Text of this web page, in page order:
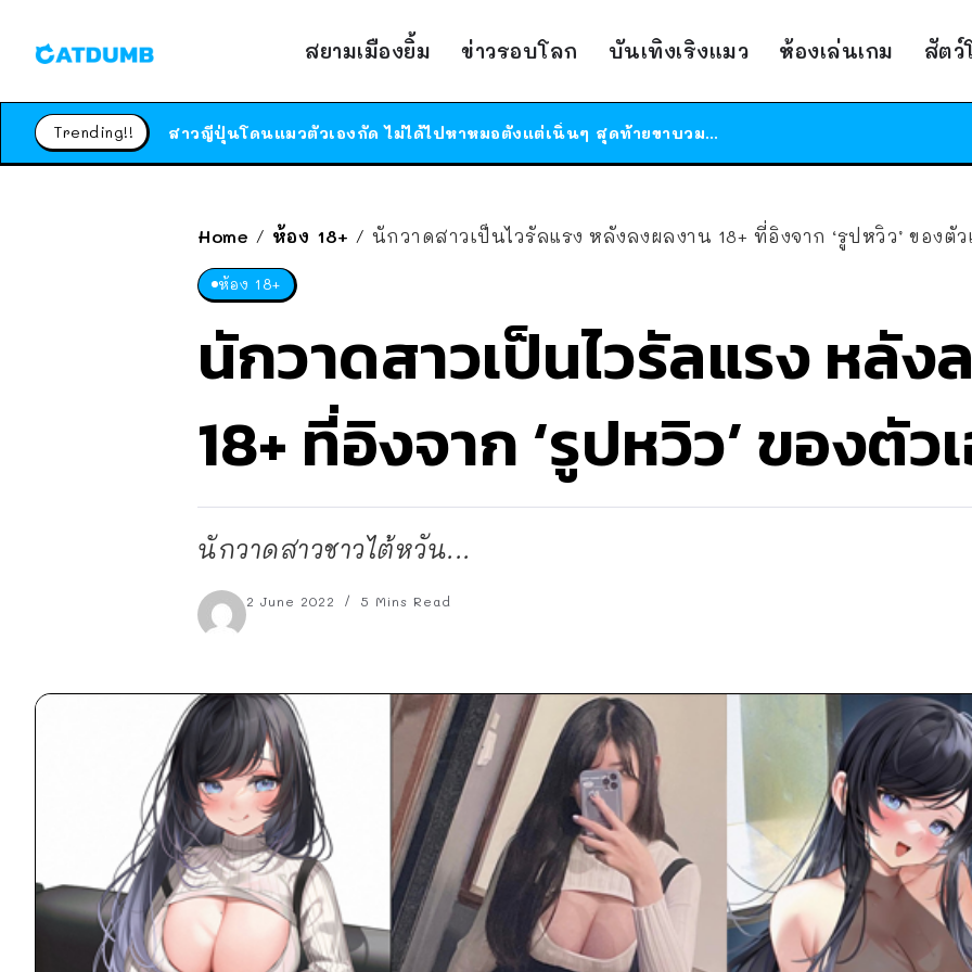
สยามเมืองยิ้ม ข่าวรอบโลก บันเทิงเริงแมว ห้องเล่นเกม สัตว์
Trending!!
ร้านอาหารในนิวยอร์กประกาศปิดตัวลง หลังอยู่มานานกว่า 45 ปี ติดป้ายขอบคุณลูกค้าทุกคน แถมสูตรทำไวท์ซอสให้แบบจัดเต็ม
ได้เวลาเด็กหนวดรวมตัว RF Online Next เปิดให้เล่นแล้ว เกม Sci-Fi MMORPG ระดับตำนาน เล่นได้ทั้งมือถือและ PC
Home / ห้อง 18+ / นักวาดสาวเป็นไวรัลแรง หลังลงผลงาน 18+ ที่อิงจาก ‘รูปหวิว’ ของตั
ห้อง 18+
นักวาดสาวเป็นไวรัลแรง หลั
18+ ที่อิงจาก ‘รูปหวิว’ ของตัว
นักวาดสาวชาวไต้หวัน...
2 June 2022 5 Mins Read